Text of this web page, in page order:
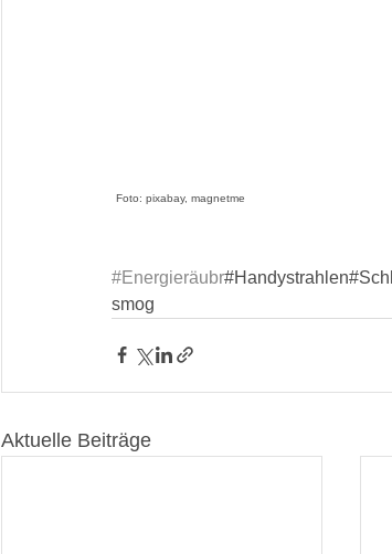
Foto: pixabay, magnetme
#Energieräubr
smog
Aktuelle Beiträge